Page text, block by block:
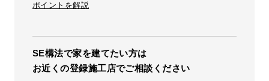
ポイントを解説
SE構法で家を建てたい方は
お近くの登録施工店でご相談ください